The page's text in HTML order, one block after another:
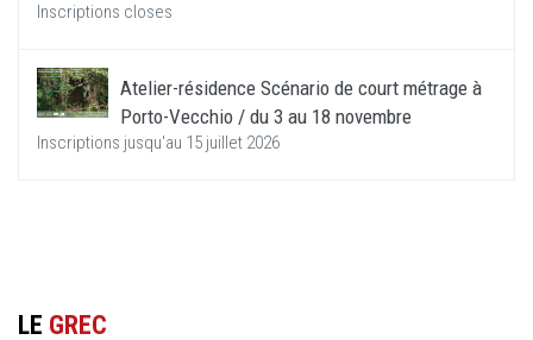
Inscriptions closes
Atelier-résidence Scénario de court métrage à
Porto-Vecchio / du 3 au 18 novembre
Inscriptions jusqu'au 15 juillet 2026
LE GREC